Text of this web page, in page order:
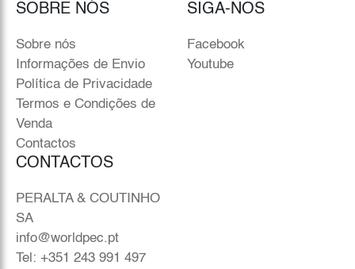
SOBRE NÓS
Sobre nós
Informações de Envio
Política de Privacidade
Termos e Condições de
Venda
Contactos
SIGA-NOS
Facebook
Youtube
CONTACTOS
PERALTA & COUTINHO
SA
info@worldpec.pt
Tel: +351 243 991 497